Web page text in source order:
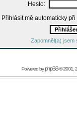
Heslo:
Přihlásit mě automaticky
Zapomněl(a) jsem
Powered byphpBB© 2001,